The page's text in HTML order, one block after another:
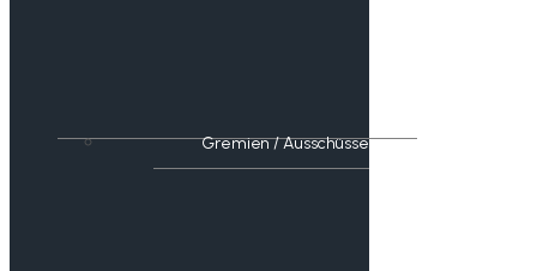
Gremien / Ausschüsse